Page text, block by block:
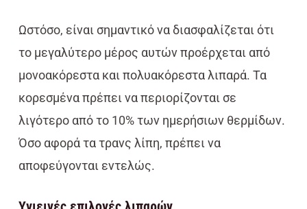
Ωστόσο, είναι σημαντικό να διασφαλίζεται ότι
το μεγαλύτερο μέρος αυτών προέρχεται από
μονοακόρεστα και πολυακόρεστα λιπαρά. Τα
κορεσμένα πρέπει να περιορίζονται σε
λιγότερο από το 10% των ημερήσιων θερμίδων.
Όσο αφορά τα τρανς λίπη, πρέπει να
αποφεύγονται εντελώς.